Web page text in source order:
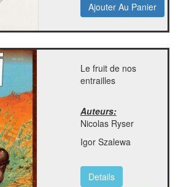
Ajouter Au Panier
Le fruit de nos
entrailles
Auteurs:
Nicolas Ryser
Igor Szalewa
Details